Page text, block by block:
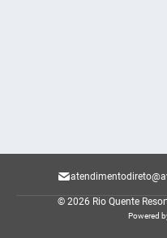
© 2026 Rio Quente
Powered